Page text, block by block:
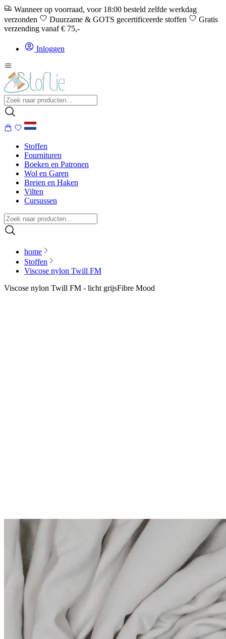
Wanneer op voorraad, voor 18:00 besteld zelfde werkdag
verzonden
Duurzame & GOTS gecertificeerde stoffen
Gratis
verzending vanaf € 75,-
Inloggen
Stoffen
Fournituren
Boeken en Patronen
Wol en Garen
Breien en Haken
Vilten
Cursussen
home
Stoffen
Viscose nylon Twill FM
Viscose nylon Twill FM - licht grijsFibre Mood